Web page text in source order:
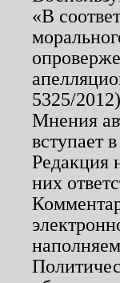
«В
5325/
Мнения
вступает
Редакция
них